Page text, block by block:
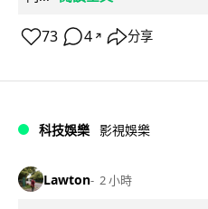
73 4 ↗ 分享
科技娛樂 影視娛樂
Lawton 2 小時